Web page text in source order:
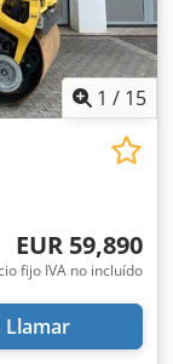
1 / 15
EUR 59,890
fijo IVA no incluído
Llamar